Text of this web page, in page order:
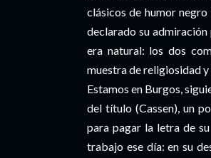
clásicos de humor negro
declarado su
era natural: los dos
muestra de religiosidad
Estamos en Burgos,
del título (Cassen), un
para pagar la letra de
trabajo ese día: en su